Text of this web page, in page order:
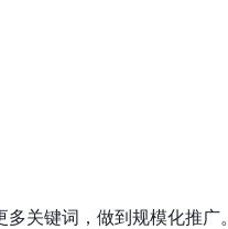
关键词，做到规模化推广。